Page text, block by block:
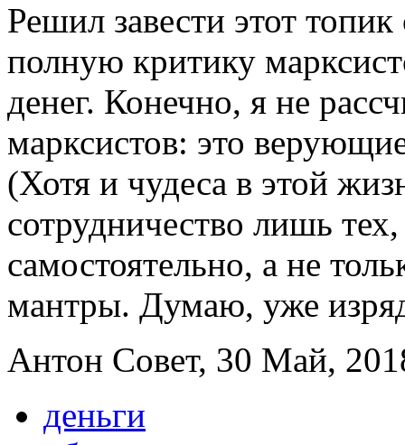
Решил завести этот
полную критику
денег. Конечно, я не
марксистов: это
(Хотя и чудеса в этой
сотрудничество лишь
самостоятельно, а не
мантры. Думаю, уже
Антон Совет, 30 Май,
деньги